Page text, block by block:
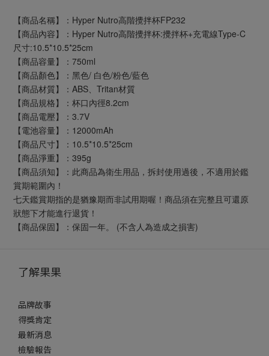
【商品名稱】：Hyper Nutro高階攪拌杯FP232
【商品內容】：Hyper Nutro高階攪拌杯:攪拌杯+充電線Type-C
尺寸:10.5*10.5*25cm
【商品容量】：750ml
【商品顏色】：黑色/ 白色/粉色/藍色
【商品材質】：ABS、Tritan材質
【商品規格】：杯口內徑8.2cm
【商品電壓】：3.7V
【電池容量】：12000mAh
【商品尺寸】：10.5*10.5*25cm
【商品淨重】：395g
【商品須知】：此商品為衛生用品，拆封使用過後，不適用於鑑
賞期範圍內！
七天鑑賞期指的是猶豫期而非試用期喔！商品須在完整且可還原
狀態下才能進行退貨！
【商品保固】：保固一年。 (不含人為造成之損害)
了解果果
品牌故事
得獎肯定
最新消息
檢驗報告